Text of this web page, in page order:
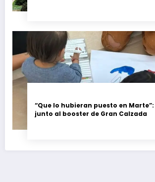
“Que lo hubieran puesto en
junto al booster de Gran Calzada